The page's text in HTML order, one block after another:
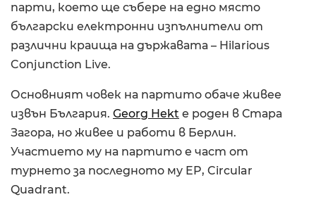
парти, което ще събере на едно място
български електронни изпълнители от
различни краища на държавата – Hilarious
Conjunction Live.
Основният човек на партито обаче живее
извън България. Georg Hekt е роден в Стара
Загора, но живее и работи в Берлин.
Участието му на партито е част от
турнето за последното му EP, Circular
Quadrant.